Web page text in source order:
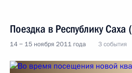
Поездка в Республику Саха
14 − 15 ноября 2011 года 3 события